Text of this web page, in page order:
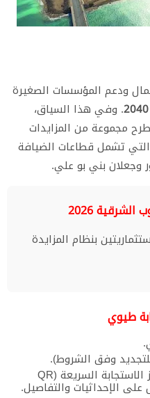
ودعم المؤسسات الصغيرة
. وفي هذا السياق،
مجموعة من المزايدات
الجديدة لعام 2026، والتي تشمل قطاعات الضيافة
وجعلان بني بو علي.
2026
بنظام المزايدة
وفق الشروط).
يمكن مسح رمز الاستجابة السريعة (QR